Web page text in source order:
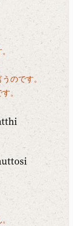
のです。
。